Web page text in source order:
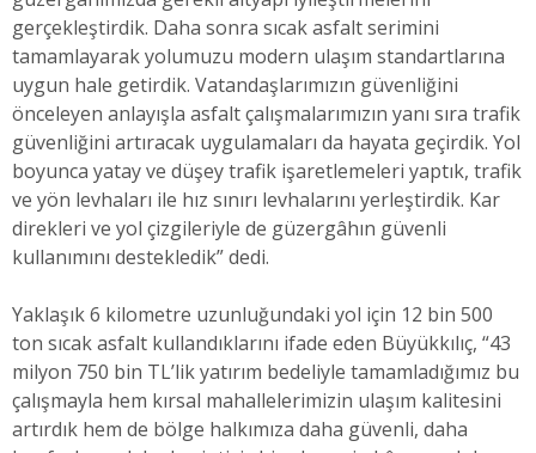
gerçekleştirdik. Daha sonra sıcak asfalt serimini
tamamlayarak yolumuzu modern ulaşım standartlarına
uygun hale getirdik. Vatandaşlarımızın güvenliğini
önceleyen anlayışla asfalt çalışmalarımızın yanı sıra trafik
güvenliğini artıracak uygulamaları da hayata geçirdik. Yol
boyunca yatay ve düşey trafik işaretlemeleri yaptık, trafik
ve yön levhaları ile hız sınırı levhalarını yerleştirdik. Kar
direkleri ve yol çizgileriyle de güzergâhın güvenli
kullanımını destekledik” dedi.
Yaklaşık 6 kilometre uzunluğundaki yol için 12 bin 500
ton sıcak asfalt kullandıklarını ifade eden Büyükkılıç, “43
milyon 750 bin TL’lik yatırım bedeliyle tamamladığımız bu
çalışmayla hem kırsal mahallelerimizin ulaşım kalitesini
artırdık hem de bölge halkımıza daha güvenli, daha